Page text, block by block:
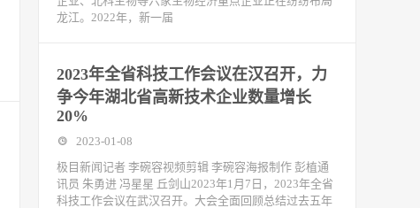
龙江。2022年，新一届
2023年全省科技工作会议在汉召开，力
争今年湖北省高新技术企业数量增长
20%
2023-01-08
极目新闻记者 李碗容视频剪辑 李碗容海报制作 彭植通
讯员 朱勇进 冯星星 丘剑山2023年1月7日，2023年全省
科技工作会议在武汉召开。大会全面回顾总结过去五年